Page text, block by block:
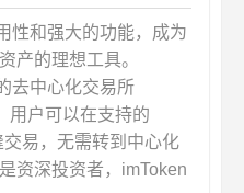
性和强大的功能，成为
产的理想工具。
去中心化交易所
用户可以在支持的
易，无需转到中心化
资深投资者，imToken